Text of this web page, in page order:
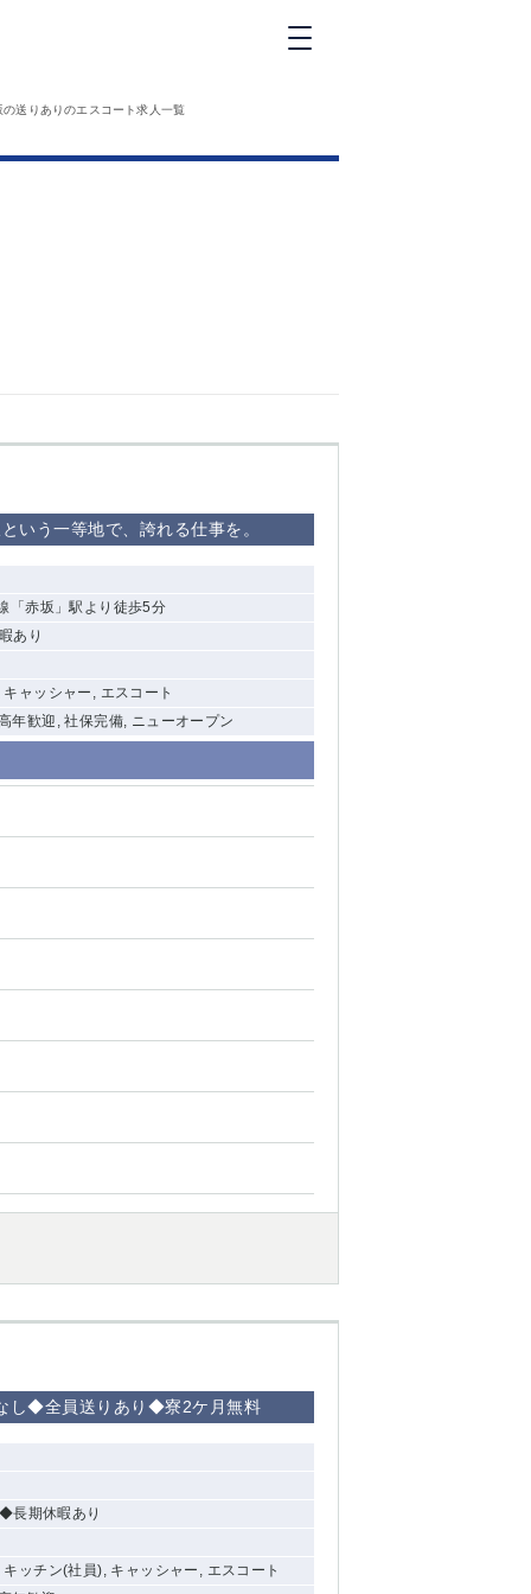
の送りありのエスコート求人一覧
いう一等地で、誇れる仕事を。
「赤坂」駅より徒歩5分
あり
ャッシャー, エスコート
年歓迎, 社保完備, ニューオープン
し◆全員送りあり◆寮2ケ月無料
長期休暇あり
ッチン(社員), キャッシャー, エスコート
新橋
水道橋
祖師ヶ谷大蔵
本厚木
元住吉
相模原
下総中山
東金